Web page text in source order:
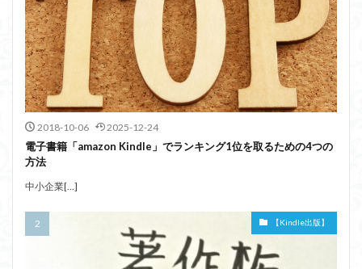
2018-10-06 2025-12-24
電子書籍「amazon Kindle」でランキング1位を取るための4つの
方法
中小企業[…]
【Kindle出版】